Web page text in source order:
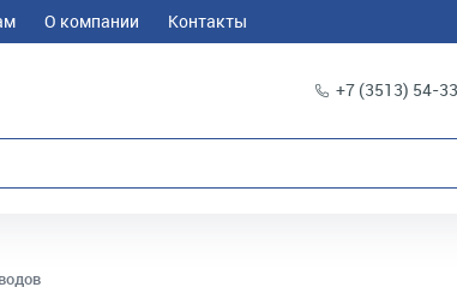
О компании Контакты
+7 (3513) 54-